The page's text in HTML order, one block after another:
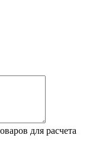
для расчета